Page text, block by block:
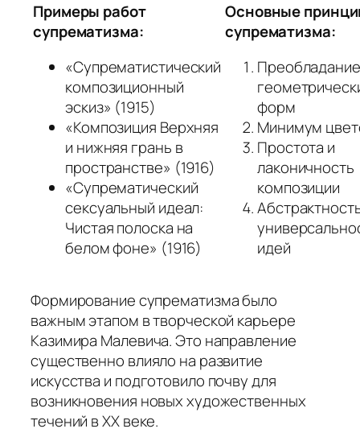
Примеры работ
супрематизма:
«Супрематистический
композиционный
эскиз» (1915)
«Композиция Верхняя
и нижняя грань в
пространстве» (1916)
«Супрематический
сексуальный идеал:
Чистая полоска на
белом фоне» (1916)
Основные
супрематизма:
Преобладание
форм
Минимум
Простота и
лаконичность
композиции
идей
Формирование супрематизма было
важным этапом в творческой карьере
Казимира Малевича. Это направление
существенно влияло на развитие
искусства и подготовило почву для
возникновения новых художественных
течений в XX веке.